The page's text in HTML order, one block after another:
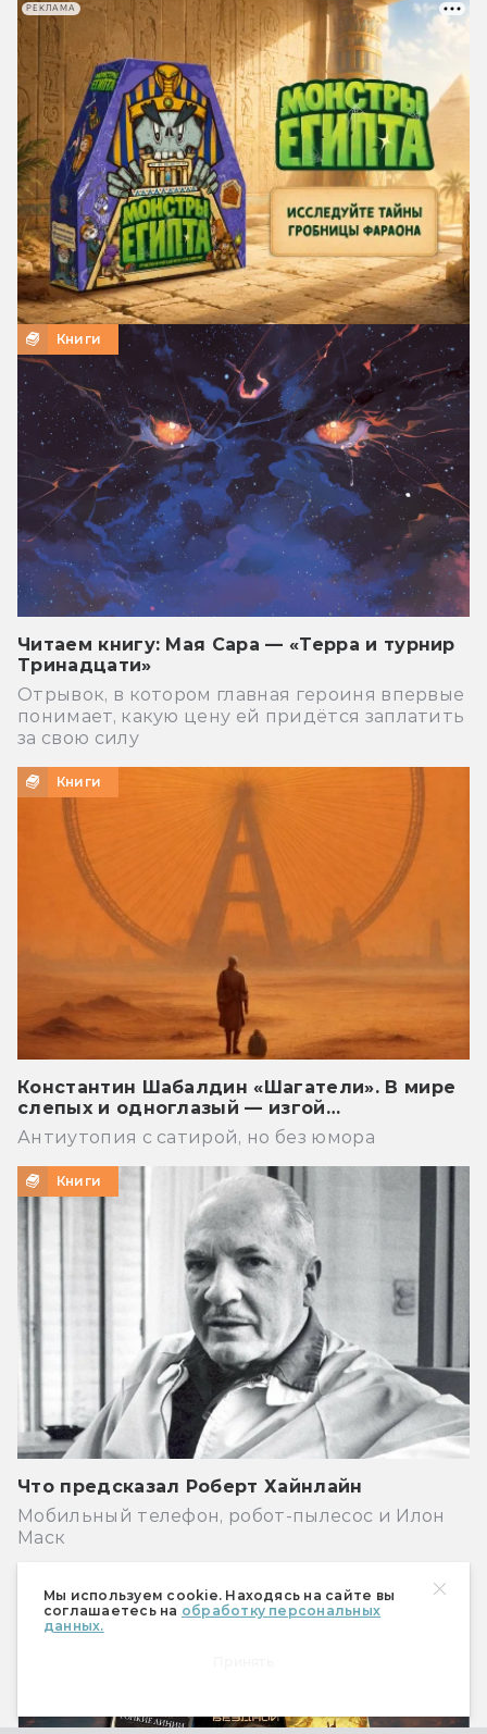
Мы используем cookie. Находясь на сайте вы
соглашаетесь на обработку персональных
данных.
Книги
Читаем книгу: Мая Сара — «Терра и турнир
Тринадцати»
Отрывок, в котором главная героиня впервые
понимает, какую цену ей придётся заплатить
за свою силу
Книги
Константин Шабалдин «Шагатели». В мире
слепых и одноглазый — изгой…
Антиутопия с сатирой, но без юмора
Книги
Что предсказал Роберт Хайнлайн
Мобильный телефон, робот-пылесос и Илон
Маск
РЕКЛАМА